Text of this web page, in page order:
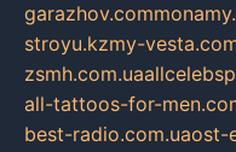
garazhov.com
stroyu.kzmy-
zsmh.com.ua
all-tattoos-for-
best-radio.com.uaost-